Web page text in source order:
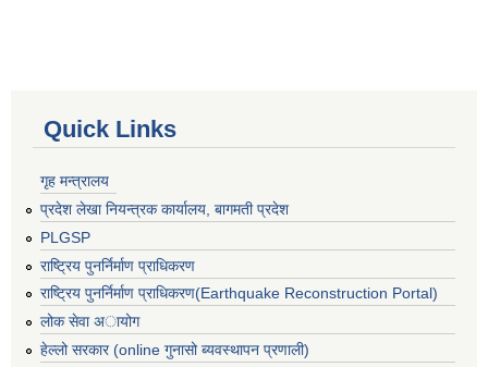
Quick Links
गृह मन्त्रालय
प्रदेश लेखा नियन्त्रक कार्यालय, बागमती प्रदेश
PLGSP
राष्ट्रिय पुनर्निर्माण प्राधिकरण
राष्ट्रिय पुनर्निर्माण प्राधिकरण(Earthquake Reconstruction Portal)
लोक सेवा अायोग
हेल्लो सरकार (online गुनासो ब्यवस्थापन प्रणाली)